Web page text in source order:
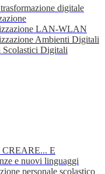
digitale
LAN-WLAN
Ambienti Digitali
Scolastici Digitali
E
e nuovi linguaggi
personale scolastico